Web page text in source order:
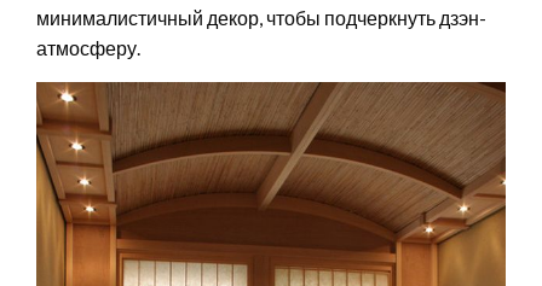
минималистичный декор, чтобы подчеркнуть дзэн-
атмосферу.